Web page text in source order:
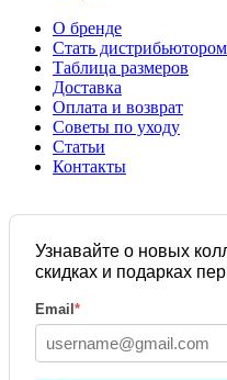
О бренде
Стать дистрибьютором
Таблица размеров
Доставка
Оплата и возврат
Советы по уходу
Статьи
Контакты
Узнавайте о новых
скидках и подарках
Email *